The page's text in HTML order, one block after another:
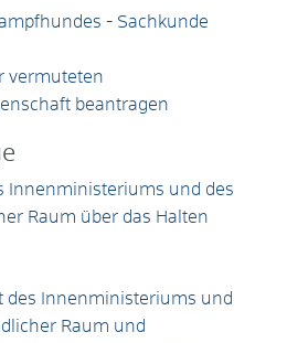
- Sachkunde
vermuteten
beantragen
Innenministeriums und des
Raum über das Halten
des Innenministeriums und
Raum und